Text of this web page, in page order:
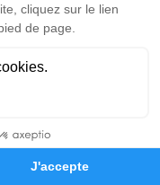
Hommages
rends hommage